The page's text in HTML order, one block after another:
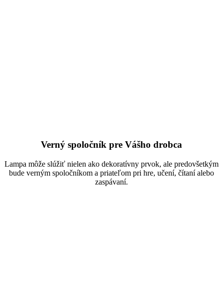
Verný spoločník pre Vášho drobca
Lampa môže slúžiť nielen ako dekoratívny prvok, ale predovšetkým
bude verným spoločníkom a priateľom pri hre, učení, čítaní alebo
zaspávaní.